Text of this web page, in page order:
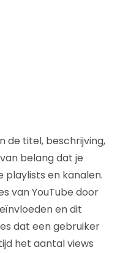
de titel, beschrijving,
belang dat je
playlists en kanalen.
van YouTube door
en dit
dat een gebruiker
het aantal views